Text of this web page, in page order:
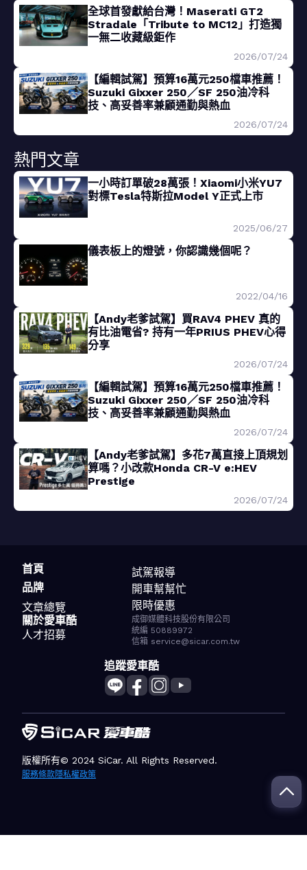
全球首發獻給台灣！Maserati GT2
Stradale「Tribute to MC12」打造獨
一無二收藏級鉅作
2026/07/24
【編輯試駕】預算16萬元250檔車推薦！
Suzuki Gixxer 250／SF 250油冷科
技、高妥善率兼顧通勤與熱血
2026/07/24
熱門文章
一小時訂單破28萬張！Xiaomi小米YU7
對標Tesla特斯拉Model Y正式上市
2025/06/27
儀表板上的燈號，你認識幾個呢？
2022/04/16
【Andy老爹試駕】買RAV4 PHEV 真的
有比油電省? 持有一年PRIUS PHEV心得
分享
2026/07/24
【編輯試駕】預算16萬元250檔車推薦！
Suzuki Gixxer 250／SF 250油冷科
技、高妥善率兼顧通勤與熱血
2026/07/24
【Andy老爹試駕】多花7萬直接上頂規划
算嗎？小改款Honda CR-V e:HEV
Prestige
2026/07/24
首頁
品牌
文章總覽
試駕報導
開車幫幫忙
限時優惠
關於愛車酷
人才招募
成御媒體科技股份有限公司
統編 50889972
信箱 service@sicar.com.tw
追蹤愛車酷
版權所有© 2024 SiCar. All Rights Reserved.
服務條款隱私權政策